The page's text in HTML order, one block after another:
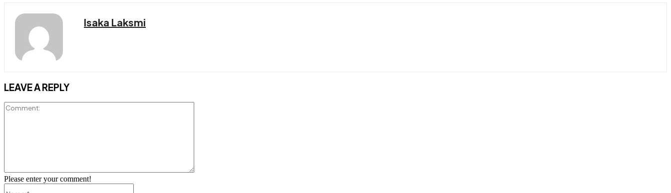
Isaka Laksmi
LEAVE A REPLY
Please enter your comment!